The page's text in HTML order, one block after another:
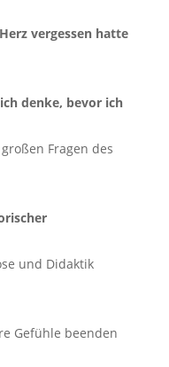
vergessen hatte
denke, bevor ich
Fragen des
und Didaktik
Gefühle beenden